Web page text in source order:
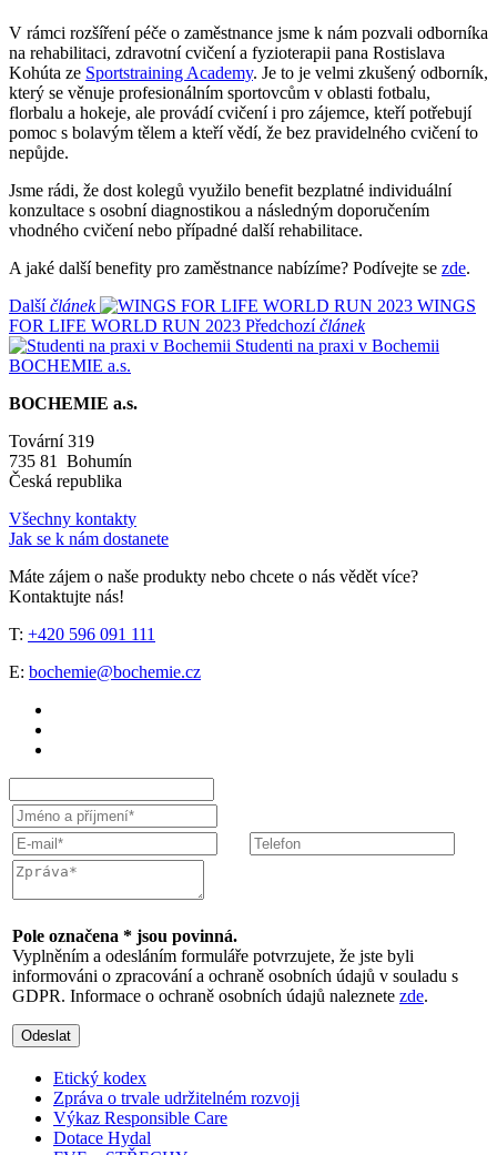
V rámci rozšíření péče o zaměstnance jsme k nám pozvali odborníka
na rehabilitaci, zdravotní cvičení a fyzioterapii pana Rostislava
Kohúta ze Sportstraining Academy. Je to je velmi zkušený odborník,
který se věnuje profesionálním sportovcům v oblasti fotbalu,
florbalu a hokeje, ale provádí cvičení i pro zájemce, kteří potřebují
pomoc s bolavým tělem a kteří vědí, že bez pravidelného cvičení to
nepůjde.
Jsme rádi, že dost kolegů využilo benefit bezplatné individuální
konzultace s osobní diagnostikou a následným doporučením
vhodného cvičení nebo případné další rehabilitace.
A jaké další benefity pro zaměstnance nabízíme? Podívejte se zde.
Dalšíčlánek
WINGS
FOR LIFE WORLD RUN 2023 Předchozíčlánek
Studenti na praxi v Bochemii
BOCHEMIE a.s.
BOCHEMIE a.s.
Tovární 319
735 81 Bohumín
Česká republika
Všechny kontakty
Jak se k nám dostanete
Máte zájem o naše produkty nebo chcete o nás vědět více?
Kontaktujte nás!
T: +420 596 091 111
E: bochemie@bochemie.cz
Pole označena * jsou povinná.
Vyplněním a odesláním formuláře potvrzujete, že jste byli
informováni o zpracování a ochraně osobních údajů v souladu s
GDPR. Informace o ochraně osobních údajů naleznete zde.
Odeslat
Etický kodex
Zpráva o trvale udržitelném rozvoji
Výkaz Responsible Care
Dotace Hydal